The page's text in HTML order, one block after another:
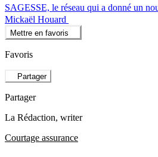
SAGESSE, le réseau qui a donné un
Mickaël Houard
Mettre en favoris
Favoris
Partager
Partager
La Rédaction, writer
Courtage assurance